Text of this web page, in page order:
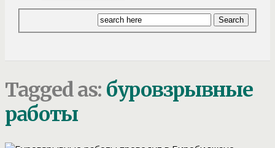
Tagged as: буровзрывные
работы